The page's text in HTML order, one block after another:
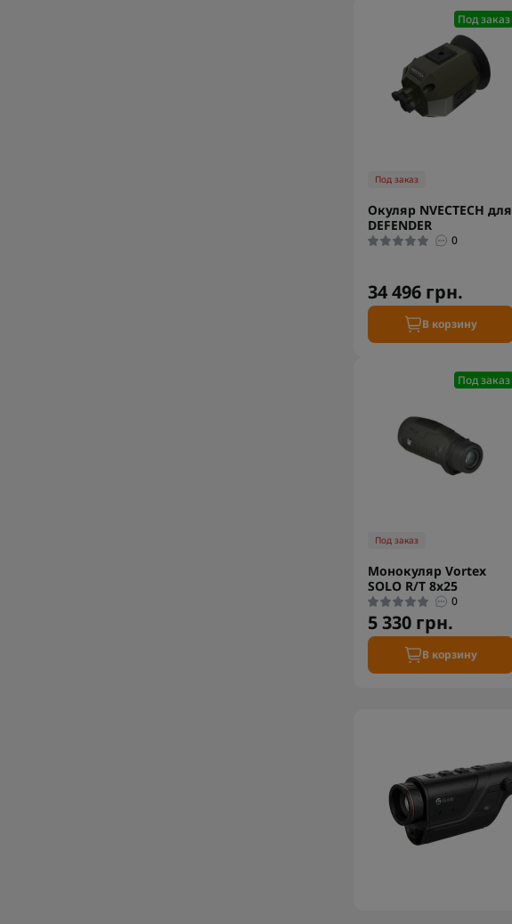
Под заказ
Под заказ
Окуляр NVECTECH для
DEFENDER
0
34 496 грн.
В корзину
Под заказ
Под заказ
Монокуляр Vortex
SOLO R/T 8x25
0
5 330 грн.
В корзину